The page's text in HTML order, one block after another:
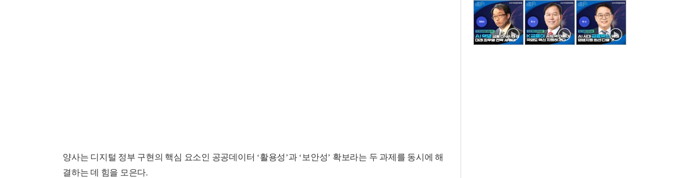
양사는 디지털 정부 구현의 핵심 요소인 공공데이터 ‘활용성’과 ‘보안성’ 확보라는 두 과제를 동시에 해
결하는 데 힘을 모은다.